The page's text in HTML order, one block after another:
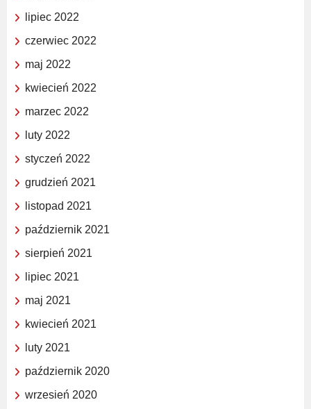
lipiec 2022
czerwiec 2022
maj 2022
kwiecień 2022
marzec 2022
luty 2022
styczeń 2022
grudzień 2021
listopad 2021
październik 2021
sierpień 2021
lipiec 2021
maj 2021
kwiecień 2021
luty 2021
październik 2020
wrzesień 2020